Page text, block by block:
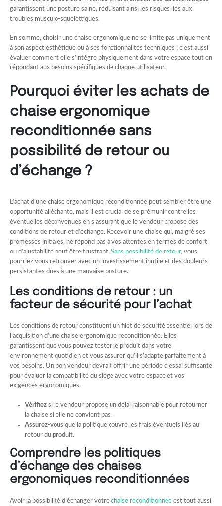
garantissent une posture saine, réduisant ainsi les risques liés aux
troubles musculo-squelettiques.
En somme, choisir une chaise ergonomique ne se limite pas uniquement
à son aspect esthétique ou à ses fonctionnalités techniques ; c’est aussi
évaluer comment elle s’intègre physiquement dans votre espace tout en
répondant aux besoins spécifiques de chaque utilisateur.
Pourquoi éviter les achats de
chaise ergonomique
reconditionnée sans
possibilité de retour ou
d’échange ?
L’achat d’une chaise ergonomique reconditionnée peut sembler être une
opportunité alléchante, mais il est crucial de se prémunir contre les
éventuelles déconvenues en s’assurant que le vendeur propose des
conditions de retour et d’échange. Recevoir une chaise qui, malgré ses
promesses initiales, ne répond pas à vos attentes en termes de confort
ou d’ajustabilité peut être frustrant. Sans possibilité de retour, vous
pourriez vous retrouver avec un investissement inutile et des douleurs
persistantes dues à une mauvaise posture.
Les conditions de retour : un
facteur de sécurité pour l’achat
Les conditions de retour constituent un filet de sécurité essentiel lors de
l’acquisition d’une chaise ergonomique reconditionnée. Elles
garantissent que vous pouvez tester le produit dans votre
environnement quotidien et vous assurer qu’il s’adapte parfaitement à
vos besoins. Un bon vendeur devrait offrir une période d’essai suffisante
pour évaluer la compatibilité du siège avec votre espace et vos
exigences ergonomiques.
Vérifiezsi le vendeur propose un délai raisonnable pour retourner
la chaise si elle ne convient pas.
Assurez-vousque la politique couvre les frais éventuels liés au
retour du produit.
Comprendre les politiques
d’échange des chaises
ergonomiques reconditionnées
Avoir la possibilité d’échanger votre chaise reconditionnée est tout aussi